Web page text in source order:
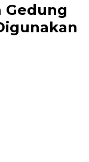
Gedung